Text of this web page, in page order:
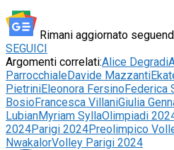
Rimani aggiornato
SEGUICI
Argomenti correlati:Alice Degradi
ParrocchialeDavide Mazzanti
PietriniEleonora FersinoFederica
BosioFrancesca VillaniGiulia
LubianMyriam SyllaOlimpiadi
2024Parigi 2024Preolimpico
NwakalorVolley Parigi 2024